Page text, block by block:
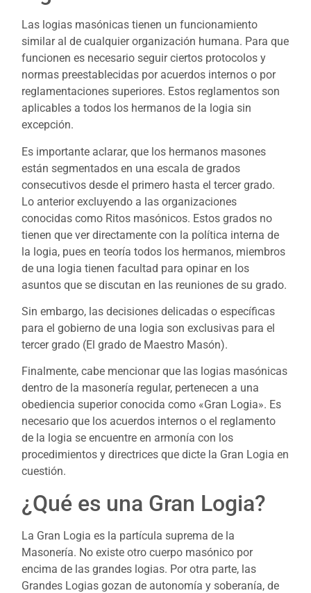
Las logias masónicas tienen un funcionamiento
similar al de cualquier organización humana. Para que
funcionen es necesario seguir ciertos protocolos y
normas preestablecidas por acuerdos internos o por
reglamentaciones superiores. Estos reglamentos son
aplicables a todos los hermanos de la logia sin
excepción.
Es importante aclarar, que los hermanos masones
están segmentados en una escala de grados
consecutivos desde el primero hasta el tercer grado.
Lo anterior excluyendo a las organizaciones
conocidas como Ritos masónicos. Estos grados no
tienen que ver directamente con la política interna de
la logia, pues en teoría todos los hermanos, miembros
de una logia tienen facultad para opinar en los
asuntos que se discutan en las reuniones de su grado.
Sin embargo, las decisiones delicadas o específicas
para el gobierno de una logia son exclusivas para el
tercer grado (El grado de Maestro Masón).
Finalmente, cabe mencionar que las logias masónicas
dentro de la masonería regular, pertenecen a una
obediencia superior conocida como «Gran Logia». Es
necesario que los acuerdos internos o el reglamento
de la logia se encuentre en armonía con los
procedimientos y directrices que dicte la Gran Logia en
cuestión.
¿Qué es una Gran Logia?
La Gran Logia es la partícula suprema de la
Masonería. No existe otro cuerpo masónico por
encima de las grandes logias. Por otra parte, las
Grandes Logias gozan de autonomía y soberanía, de